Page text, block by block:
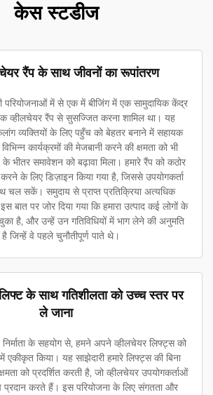
केस स्टडीज
रैंप के साथ जीवनों का रूपांतरण
परियोजनाओं में से एक में बीजिंग में एक सामुदायिक केंद्र
व्हीलचेयर रैंप से सुसज्जित करना शामिल था। यह
व्यक्तियों के लिए पहुँच को बेहतर बनाने में सहायक
कार्यक्रमों की मेजबानी करने की क्षमता को भी
भीतर समावेशन को बढ़ावा मिला। हमारे रैंप को कठोर
करने के लिए डिज़ाइन किया गया है, जिससे उपयोगकर्ता
चल सकें। समुदाय से प्राप्त प्रतिक्रिया अत्यधिक
बात पर जोर दिया गया कि हमारा उत्पाद कई लोगों के
है, और उन्हें उन गतिविधियों में भाग लेने की अनुमति
है जिन्हें वे पहले चुनौतीपूर्ण पाते थे।
के साथ गतिशीलता को उच्च स्तर पर
ले जाना
के सहयोग से, हमने अपने व्हीलचेयर लिफ्ट्स को
किया। यह साझेदारी हमारे लिफ्ट्स की बिना
को प्रदर्शित करती है, जो व्हीलचेयर उपयोगकर्ताओं
करते हैं। इस परियोजना के लिए संगतता और